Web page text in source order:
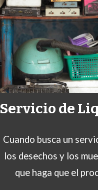
Servicio de
Cuando busca un
los desechos y los
que haga que el